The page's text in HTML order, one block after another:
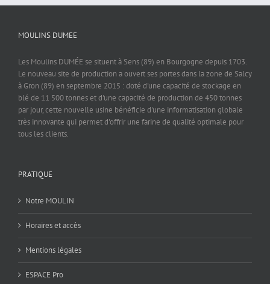
MOULINS DUMEE
Les Moulins DUMÉE se situent à Sens (89) en Bourgogne depuis 1703.
Le nouveau site de production a ouvert ses portes dans la zone de Salcy
à Gron (89) en septembre 2015 : doté d'une capacité de stockage en
blé de 11 500 tonnes et d'une capacité de production de 450 tonnes
par jour, cette nouvelle usine bénéficie d'une informatisation globale
très innovante qui permet d'offrir une farine de qualité optimale pour
tous les clients.
PRATIQUE
Notre MOULIN
Horaires et accès
Mentions légales
ESPACE Pro